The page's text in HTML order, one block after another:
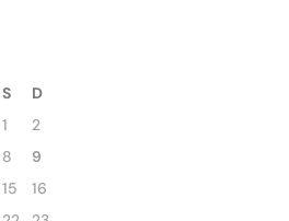
S
D
1
2
8
9
15
16